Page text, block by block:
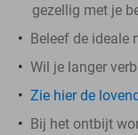
gezellig met je
Beleef de ideale
Wil je langer
Zie hier de
Bij het ontbijt